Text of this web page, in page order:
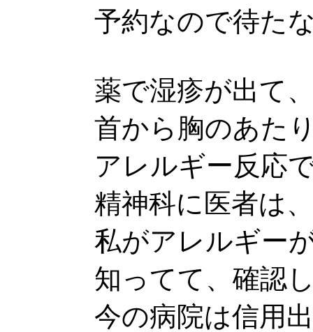
予約なので待た
薬で湿疹が出て
首から胸のあた
アレルギー反応
精神科に医者は
私がアレルギー
知ってて、確認
今の病院は信用